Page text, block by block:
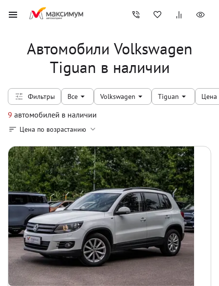
Автомобили Volkswagen
Tiguan в наличии
Фильтры Все Volkswagen Tiguan Цена
9 автомобилей в наличии
Цена по возрастанию